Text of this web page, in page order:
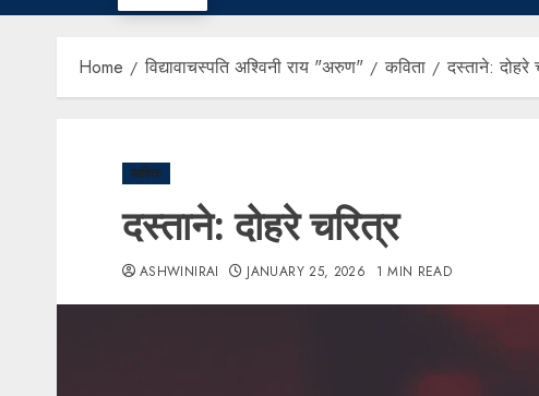
Home विद्यावाचस्पति अश्विनी राय "अरुण" कविता दस्ताने: दोहरे
कविता
दस्ताने: दोहरे चरित्र
ASHWINIRAI JANUARY 25, 2026 1 MIN READ